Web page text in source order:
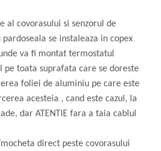
al covorasului si senzorul de
se instaleaza in copex
va fi montat termostatul
pe toata suprafata care se doreste
foliei de aluminiu pe care este
acesteia , cand este cazul, la
dar ATENTIE fara a taia cablul
direct peste covorasului